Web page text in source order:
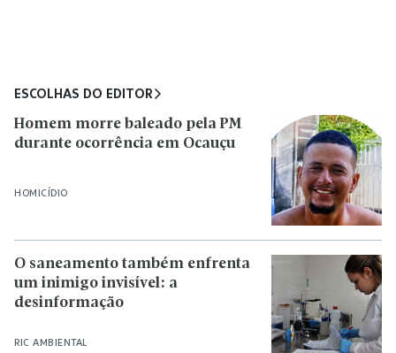
ESCOLHAS DO EDITOR
HOMICÍDIO
Homem morre baleado pela PM
durante ocorrência em Ocauçu
RIC AMBIENTAL
O saneamento também enfrenta
um inimigo invisível: a
desinformação